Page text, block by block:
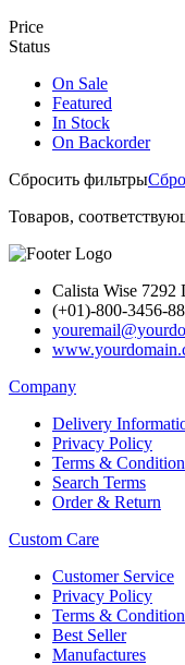
Price
Status
On Sale
Featured
In Stock
On Backorder
Сбросить фильтры
Товаров,
Calista Wise
(+01)-800-3456-88
Company
Delivery
Privacy Policy
Terms & Condition
Search Terms
Order & Return
Custom Care
Customer Service
Privacy Policy
Terms & Condition
Best Seller
Manufactures